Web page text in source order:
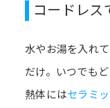
コードレス
水やお湯を入れ
だけ。いつでも
熱体にはセラミ